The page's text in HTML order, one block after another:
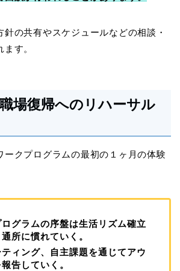
の共有やスケジュールなどの相談・
す。
場復帰へのリハーサル
クプログラムの最初の１ヶ月の体験
ログラムの序盤は生活リズム確立
所に慣れていく。
ィング、自主課題を通じてアウ
告していく。